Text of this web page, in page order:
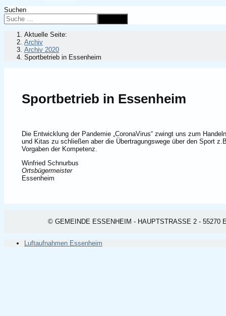
Suchen
Aktuelle Seite:
Archiv
Archiv 2020
Sportbetrieb in Essenheim
Sportbetrieb in Essenheim
Die Entwicklung der Pandemie „CoronaVirus“ zwingt uns zum
und Kitas zu schließen aber die Übertragungswege über den Sport
Vorgaben der Kompetenz.
Winfried Schnurbus
Ortsbügermeister
Essenheim
© GEMEINDE ESSENHEIM - HAUPTSTRASSE 2 - 55270
Luftaufnahmen Essenheim